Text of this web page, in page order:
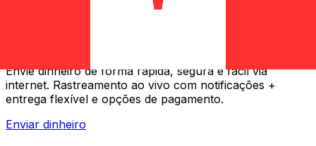
Envie dinheiro de forma rápida, segura e fácil via
internet. Rastreamento ao vivo com notificações +
entrega flexível e opções de pagamento.
Enviar dinheiro